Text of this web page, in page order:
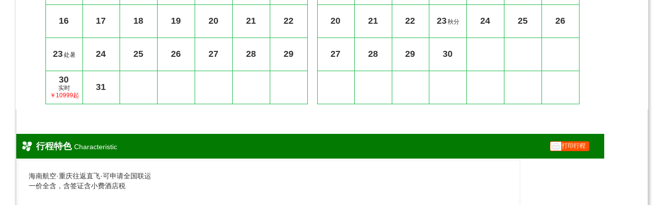
16 17 18 19 20 21 22
23处暑 24 25 26 27 28 29
30
实时
￥10999起
31
20 21 22 23秋分 24 25 26
27 28 29 30
行程特色 Characteristic 打印行程
海南航空·重庆往返直飞·可申请全国联运
一价全含，含签证含小费酒店税